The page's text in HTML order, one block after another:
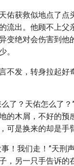
佑获救似地点了点
流出。他顾不上父
变绝对会伤害到他
。
不发，转身拉起好
了？天佑怎么了
的木屑，不好的预
可是换来的却是手
！我们走！”天刑
，另一只手告诉的